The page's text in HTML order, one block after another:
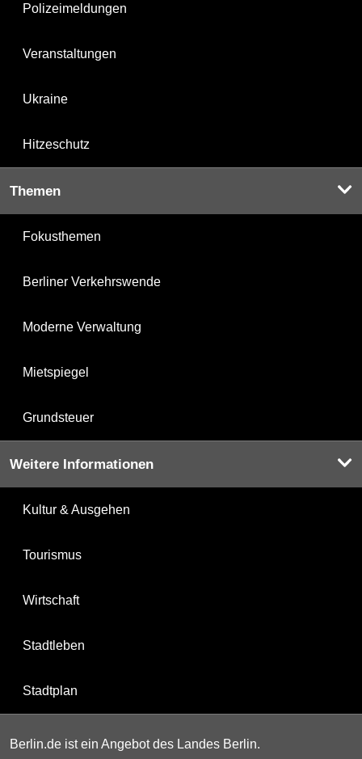
Polizeimeldungen
Veranstaltungen
Ukraine
Hitzeschutz
Themen
Fokusthemen
Berliner Verkehrswende
Moderne Verwaltung
Mietspiegel
Grundsteuer
Weitere Informationen
Kultur & Ausgehen
Tourismus
Wirtschaft
Stadtleben
Stadtplan
Berlin.de ist ein Angebot des Landes Berlin.